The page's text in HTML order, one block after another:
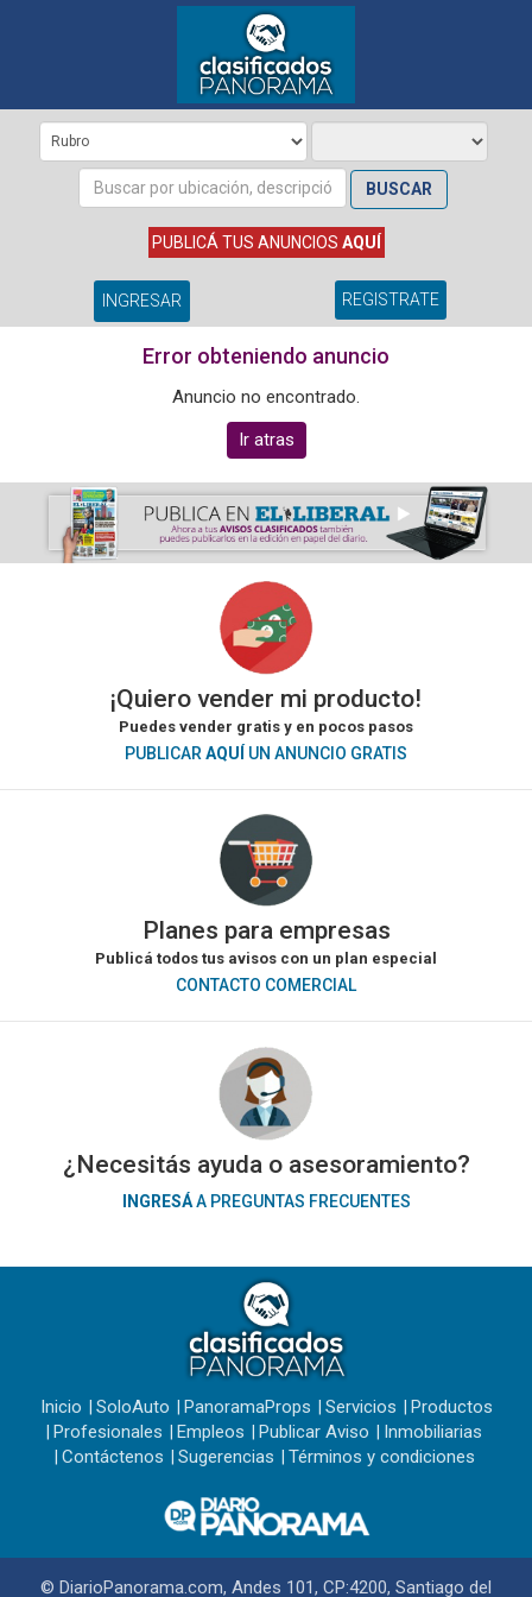
BUSCAR
PUBLICÁ TUS ANUNCIOS AQUÍ
INGRESAR REGISTRATE
Error obteniendo anuncio
Anuncio no encontrado.
Ir atras
¡Quiero vender mi producto!
Puedes vender gratis y en pocos pasos
PUBLICAR AQUÍ UN ANUNCIO GRATIS
Planes para empresas
Publicá todos tus avisos con un plan especial
CONTACTO COMERCIAL
¿Necesitás ayuda o asesoramiento?
INGRESÁA PREGUNTAS FRECUENTES
Inicio SoloAuto PanoramaProps Servicios
Productos
Profesionales
Empleos Publicar Aviso
Inmobiliarias
Contáctenos
Sugerencias Términos y condiciones
© DiarioPanorama.com, Andes 101, CP:4200, Santiago del